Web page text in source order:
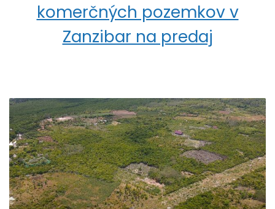
komerčných pozemkov v
Zanzibar na predaj